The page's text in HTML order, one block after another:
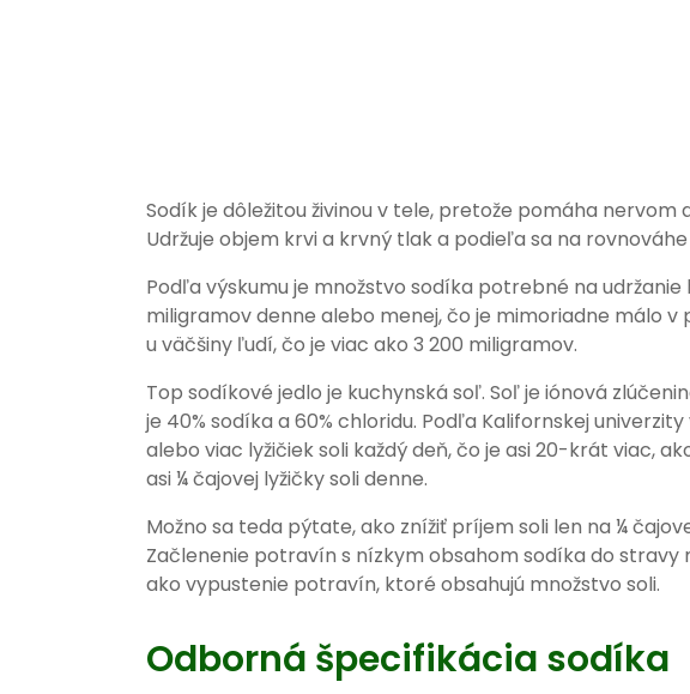
Sodík je dôležitou živinou v tele, pretože pomáha nervom
Udržuje objem krvi a krvný tlak a podieľa sa na
Podľa výskumu je množstvo sodíka potrebné na
miligramov denne alebo menej, čo je mimoriadne málo
u väčšiny ľudí, čo je viac ako 3 200 miligramov.
Top sodíkové jedlo je kuchynská soľ. Soľ je iónová
je 40% sodíka a 60% chloridu. Podľa Kalifornskej
alebo viac lyžičiek soli každý deň, čo je asi 20-krát viac,
asi ¼ čajovej lyžičky soli denne.
Možno sa teda pýtate, ako znížiť príjem soli len na ¼
Začlenenie potravín s nízkym obsahom sodíka do stravy
ako vypustenie potravín, ktoré obsahujú množstvo soli.
Odborná špecifikácia sodíka